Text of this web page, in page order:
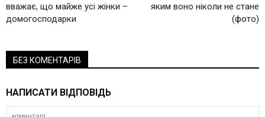
вважає, що майже усі жінки –
домогосподарки
яким воно ніколи не стане
(фото)
БЕЗ КОМЕНТАРІВ
НАПИСАТИ ВІДПОВІДЬ